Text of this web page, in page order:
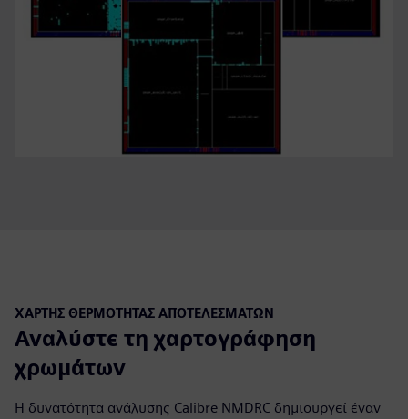
ΧΆΡΤΗΣ ΘΕΡΜΌΤΗΤΑΣ ΑΠΟΤΕΛΕΣΜΆΤΩΝ
Αναλύστε τη χαρτογράφηση
χρωμάτων
Η δυνατότητα ανάλυσης Calibre NMDRC δημιουργεί έναν